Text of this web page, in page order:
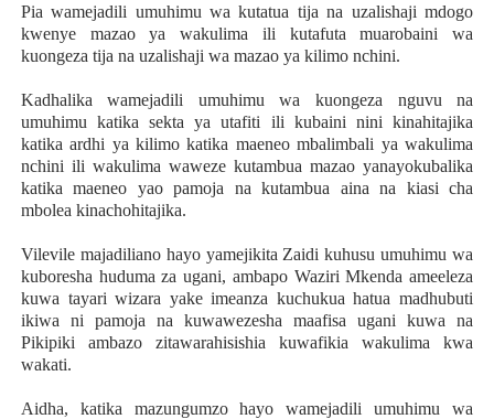
Pia wamejadili umuhimu wa kutatua tija na uzalishaji mdogo
kwenye mazao ya wakulima ili kutafuta muarobaini wa
kuongeza tija na uzalishaji wa mazao ya kilimo nchini.
Kadhalika wamejadili umuhimu wa kuongeza nguvu na
umuhimu katika sekta ya utafiti ili kubaini nini kinahitajika
katika ardhi ya kilimo katika maeneo mbalimbali ya wakulima
nchini ili wakulima waweze kutambua mazao yanayokubalika
katika maeneo yao pamoja na kutambua aina na kiasi cha
mbolea kinachohitajika.
Vilevile majadiliano hayo yamejikita Zaidi kuhusu umuhimu wa
kuboresha huduma za ugani, ambapo Waziri Mkenda ameeleza
kuwa tayari wizara yake imeanza kuchukua hatua madhubuti
ikiwa ni pamoja na kuwawezesha maafisa ugani kuwa na
Pikipiki ambazo zitawarahisishia kuwafikia wakulima kwa
wakati.
Aidha, katika mazungumzo hayo wamejadili umuhimu wa